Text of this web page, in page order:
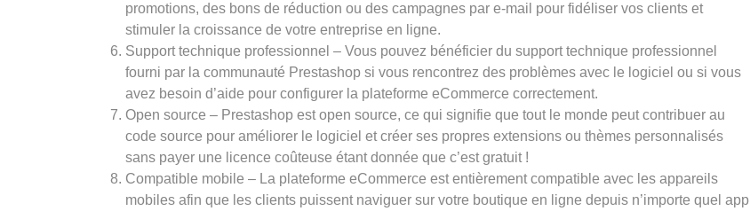
promotions, des bons de réduction ou des campagnes par e-mail pour fidéliser vos clients et
stimuler la croissance de votre entreprise en ligne.
Support technique professionnel – Vous pouvez bénéficier du support technique professionnel
fourni par la communauté Prestashop si vous rencontrez des problèmes avec le logiciel ou si vous
avez besoin d’aide pour configurer la plateforme eCommerce correctement.
Open source – Prestashop est open source, ce qui signifie que tout le monde peut contribuer au
code source pour améliorer le logiciel et créer ses propres extensions ou thèmes personnalisés
sans payer une licence coûteuse étant donnée que c’est gratuit !
Compatible mobile – La plateforme eCommerce est entièrement compatible avec les appareils
mobiles afin que les clients puissent naviguer sur votre boutique en ligne depuis n’importe quel app